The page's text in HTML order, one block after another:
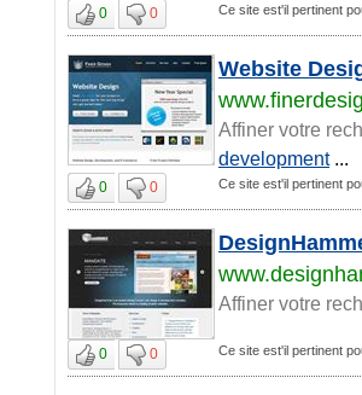
0 0 Ce site est'il pertinent
Website
Affiner votre
development...
0 0 Ce site est'il pertinent
Affiner votre
0 0 Ce site est'il pertinent